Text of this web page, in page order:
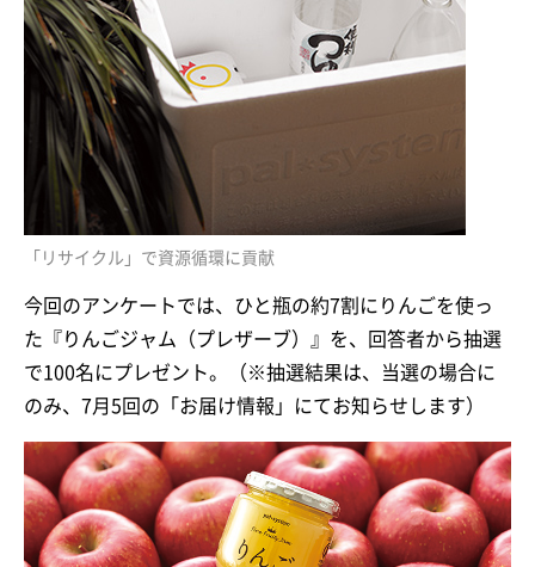
「リサイクル」で資源循環に貢献
今回のアンケートでは、ひと瓶の約7割にりんごを使っ
た『りんごジャム（プレザーブ）』を、回答者から抽選
で100名にプレゼント。（※抽選結果は、当選の場合に
のみ、7月5回の「お届け情報」にてお知らせします）